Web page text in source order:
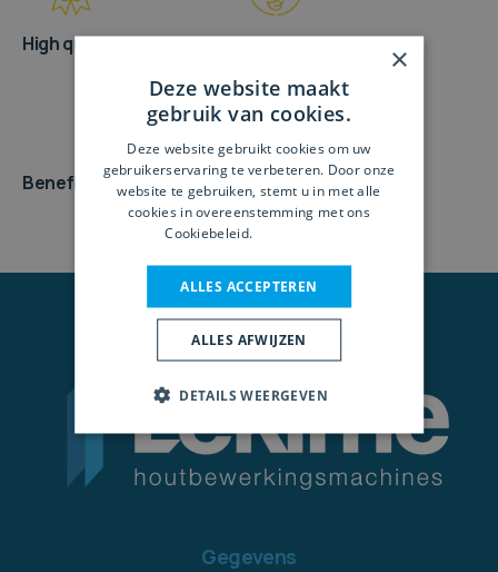
High quality
Natural product without
Beneficial features
Gegevens
×
Deze website maakt
gebruik van cookies.
Deze website gebruikt cookies om uw
gebruikerservaring te verbeteren. Door onze
website te gebruiken, stemt u in met alle
cookies in overeenstemming met ons
Cookiebeleid.
ALLES ACCEPTEREN
ALLES AFWIJZEN
DETAILS WEERGEVEN